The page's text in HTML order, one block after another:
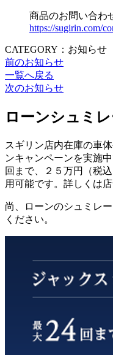
商品のお問い合わ
https://sugirin.com/
CATEGORY：お知らせ
前のお知らせ
一覧へ戻る
次のお知らせ
ローンシュミ
スギリン店内在庫の車
ンキャンペーンを実施
回まで、２５万円（税
用可能です。詳しくは
尚、ローンのシュミレ
ください。